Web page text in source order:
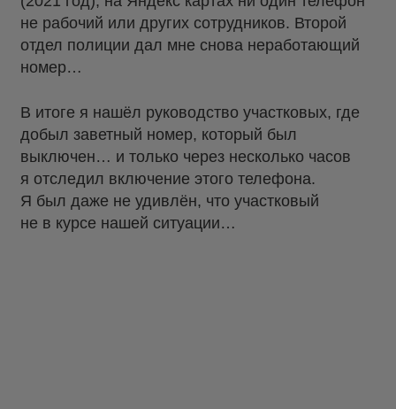
не рабочий или других сотрудников. Второй
отдел полиции дал мне снова неработающий
номер…
В итоге я нашёл руководство участковых, где
добыл заветный номер, который был
выключен… и только через несколько часов
я отследил включение этого телефона.
Я был даже не удивлён, что участковый
не в курсе нашей ситуации…